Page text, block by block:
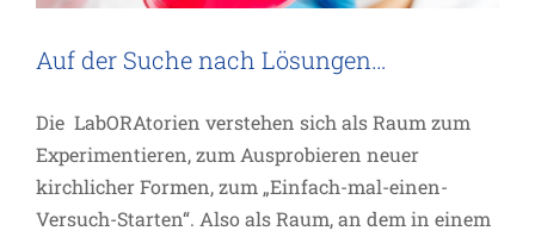
Auf der Suche nach Lösungen…
Die LabORAtorien verstehen sich als Raum zum
Experimentieren, zum Ausprobieren neuer
kirchlicher Formen, zum „Einfach-mal-einen-
Versuch-Starten“. Also als Raum, an dem in einem